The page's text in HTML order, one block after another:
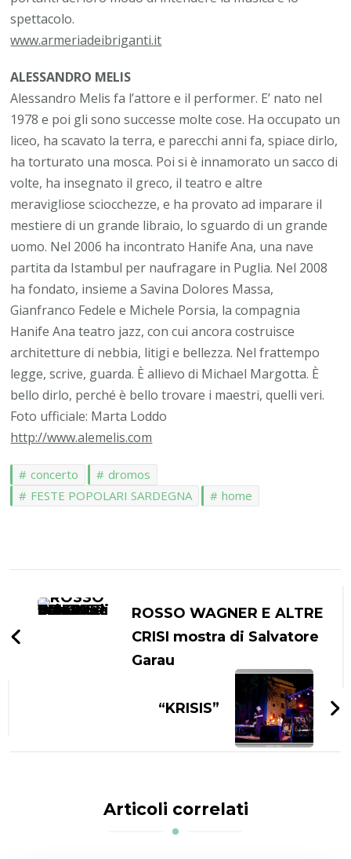
spettacolo.
www.armeriadeibriganti.it
ALESSANDRO MELIS
Alessandro Melis fa l’attore e il performer. E’ nato nel
1978 e poi gli sono successe molte cose. Ha occupato un
liceo, ha scavato la terra, e parecchi anni fa, spiace dirlo,
ha torturato una mosca. Poi si è innamorato un sacco di
volte, ha insegnato il greco, il teatro e altre
meravigliose sciocchezze, e ha provato ad imparare il
mestiere di un grande libraio, lo sguardo di un grande
uomo. Nel 2006 ha incontrato Hanife Ana, una nave
partita da Istambul per naufragare in Puglia. Nel 2008
ha fondato, insieme a Savina Dolores Massa,
Gianfranco Fedele e Michele Porsia, la compagnia
Hanife Ana teatro jazz, con cui ancora costruisce
architetture di nebbia, litigi e bellezza. Nel frattempo
legge, scrive, guarda. È allievo di Michael Margotta. È
bello dirlo, perché è bello trovare i maestri, quelli veri.
Foto ufficiale: Marta Loddo
http://www.alemelis.com
concerto
dromos
FESTE POPOLARI SARDEGNA
home
articoli
ROSSO WAGNER E ALTRE
CRISI mostra di Salvatore
Garau
“KRISIS”
Articoli correlati